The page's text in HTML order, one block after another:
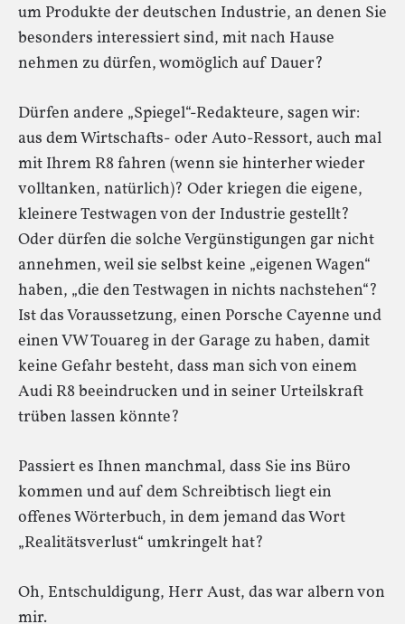
um Produkte der deutschen Industrie, an denen Sie
besonders interessiert sind, mit nach Hause
nehmen zu dürfen, womöglich auf Dauer?
Dürfen andere „Spiegel“-Redakteure, sagen wir:
aus dem Wirtschafts- oder Auto-Ressort, auch mal
mit Ihrem R8 fahren (wenn sie hinterher wieder
volltanken, natürlich)? Oder kriegen die eigene,
kleinere Testwagen von der Industrie gestellt?
Oder dürfen die solche Vergünstigungen gar nicht
annehmen, weil sie selbst keine „eigenen Wagen“
haben, „die den Testwagen in nichts nachstehen“?
Ist das Voraussetzung, einen Porsche Cayenne und
einen VW Touareg in der Garage zu haben, damit
keine Gefahr besteht, dass man sich von einem
Audi R8 beeindrucken und in seiner Urteilskraft
trüben lassen könnte?
Passiert es Ihnen manchmal, dass Sie ins Büro
kommen und auf dem Schreibtisch liegt ein
offenes Wörterbuch, in dem jemand das Wort
„Realitätsverlust“ umkringelt hat?
Oh, Entschuldigung, Herr Aust, das war albern von
mir.